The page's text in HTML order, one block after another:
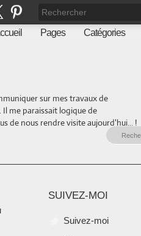
Pages Catégories
sur mes travaux de
me paraissait logique de
de nous rendre visite aujourd'hui... !
SUIVEZ-MOI
Suivez-moi